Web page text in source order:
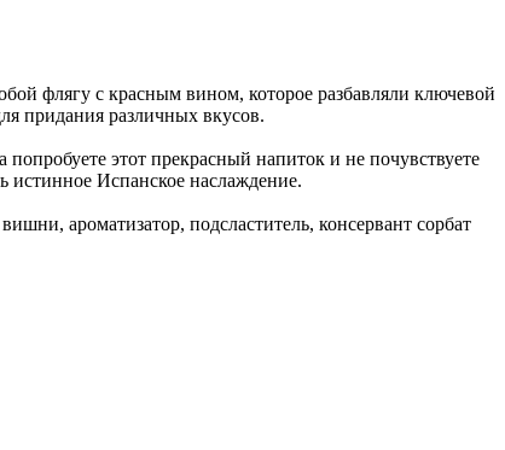
флягу с красным вином, которое разбавляли ключевой
придания различных вкусов.
этот прекрасный напиток и не почувствуете
истинное Испанское наслаждение.
ароматизатор, подсластитель, консервант сорбат